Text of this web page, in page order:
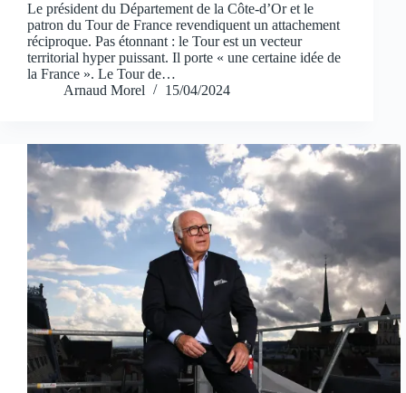
Le président du Département de la Côte-d’Or et le
patron du Tour de France revendiquent un attachement
réciproque. Pas étonnant : le Tour est un vecteur
territorial hyper puissant. Il porte « une certaine idée de
la France ». Le Tour de…
Arnaud Morel
15/04/2024